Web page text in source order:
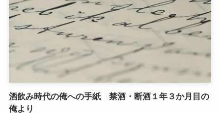
酒飲み時代の俺への手紙 禁酒・断酒１年３か月目の
俺より